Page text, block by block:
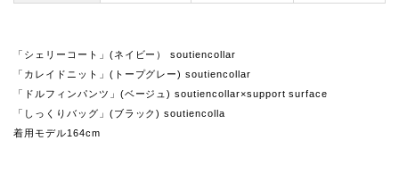
「シェリーコート」(ネイビー） soutiencollar
「カレイドニット」(トープグレー) soutiencollar
「ドルフィンパンツ」(ベージュ) soutiencollar×support surface
「しっくりバッグ」(ブラック) soutiencolla
着用モデル164cm